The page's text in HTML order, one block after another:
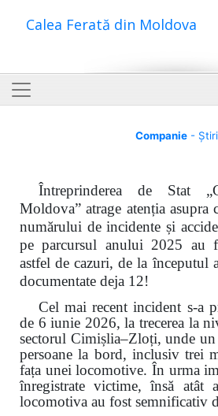
Calea Ferată din Moldova
Companie- Știri
Întreprinderea de Stat
Moldova” atrage atenția asupra
numărului de incidente și
pe parcursul anului 2025 au
astfel de cazuri, de la începutul
documentate deja 12!
Cel mai recent incident s-a
de 6 iunie 2026, la trecerea la
sectorul Cimișlia–Zloți, unde
persoane la bord, inclusiv trei
fața unei locomotive. În urma
înregistrate victime, însă atât
locomotiva au fost semnificativ